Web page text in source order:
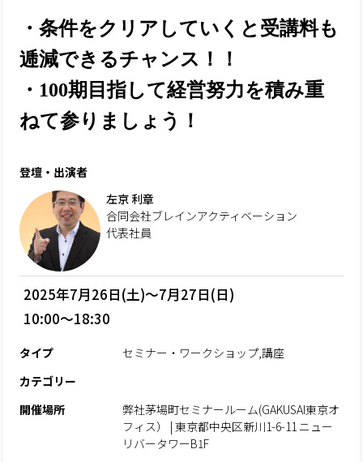
・条件をクリアしていくと受講料も
逓減できるチャンス！！
・100期目指して経営努力を積み重
ねて参りましょう！
登壇・出演者
左京 利章
合同会社ブレインアクティベーション
代表社員
2025年7月26日(土)～7月27日(日)
10:00～18:30
タイプ
セミナー・ワークショップ,講座
カテゴリー
開催場所
弊社茅場町セミナールーム(GAKUSAI東京オ
フィス） | 東京都中央区新川1-6-11 ニュー
リバータワーB1F